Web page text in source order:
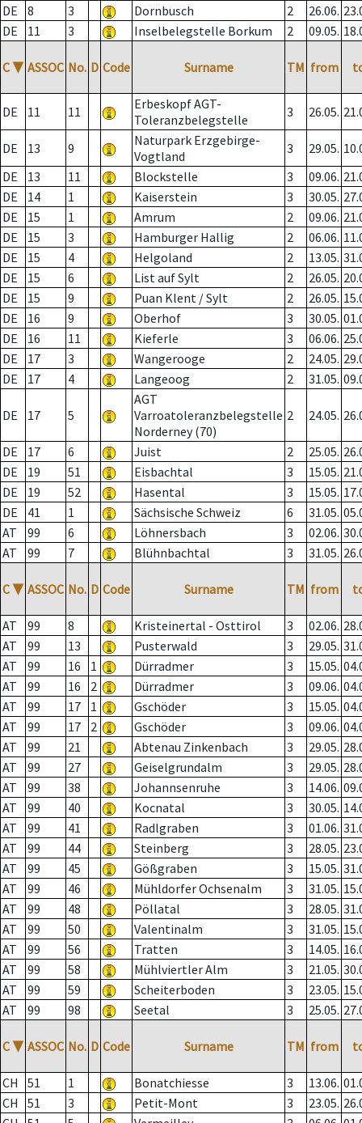
DE
8 3 Dornbusch 2 26.06.
DE
11 3 Inselbelegstelle Borkum 2 09.05.
C ▼ ASSOC No. D Code Surname TM from
DE 11 11
Erbeskopf AGT-
Toleranzbelegstelle
3 26.05.
DE 13 9
Naturpark Erzgebirge-
Vogtland
3 29.05.
DE
13 11 Blockstelle 3 09.06.
DE
14 1 Kaiserstein 3 30.05.
DE
15 1 Amrum 2 09.06.
DE
15 3 Hamburger Hallig 2 06.06.
DE
15 4 Helgoland 2 13.05.
DE
15 6 List auf Sylt 2 26.05.
DE
15 9 Puan Klent / Sylt 2 26.05.
DE
16 9 Oberhof 3 30.05.
DE
16 11 Kieferle 3 06.06.
DE
17 3 Wangerooge 2 24.05.
DE
17 4 Langeoog 2 31.05.
DE 17 5
AGT
Varroatoleranzbelegstelle
Norderney (70)
2 24.05.
DE 17 6 Juist 2 25.05.
DE
19 51 Eisbachtal 3 15.05.
DE
19 52 Hasental 3 15.05.
DE
41 1 Sächsische Schweiz 6 31.05.
AT
99 6 Löhnersbach 3 02.06.
AT
99 7 Blühnbachtal 3 31.05.
C ▼ ASSOC No. D Code Surname TM from
AT 99 8 Kristeinertal - Osttirol 3 02.06.
AT
99 13 Pusterwald 3 29.05.
AT
99 16 1 Dürradmer 3 15.05.
AT
99 16 2 Dürradmer 3 09.06.
AT
99 17 1 Gschöder 3 15.05.
AT
99 17 2 Gschöder 3 09.06.
AT
99 21 Abtenau Zinkenbach 3 29.05.
AT
99 27 Geiselgrundalm 3 29.05.
AT
99 38 Johannsenruhe 3 14.06.
AT
99 40 Kocnatal 3 30.05.
AT
99 41 Radlgraben 3 01.06.
AT
99 44 Steinberg 3 28.05.
AT
99 45 Gößgraben 3 15.05.
AT
99 46 Mühldorfer Ochsenalm 3 31.05.
AT
99 48 Pöllatal 3 28.05.
AT
99 50 Valentinalm 3 31.05.
AT
99 56 Tratten 3 14.05.
AT
99 58 Mühlviertler Alm 3 21.05.
AT
99 59 Scheiterboden 3 23.05.
AT
99 98 Seetal 3 25.05.
C ▼ ASSOC No. D Code Surname TM from
CH 51 1 Bonatchiesse 3 13.06.
CH
51 3 Petit-Mont 3 23.05.